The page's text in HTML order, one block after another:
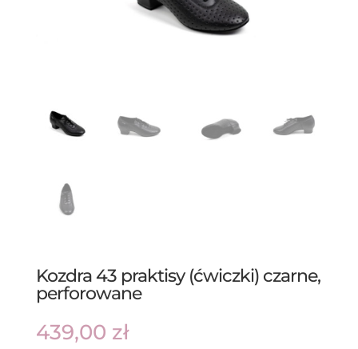
Kozdra 43 praktisy (ćwiczki) czarne,
perforowane
439,00 zł